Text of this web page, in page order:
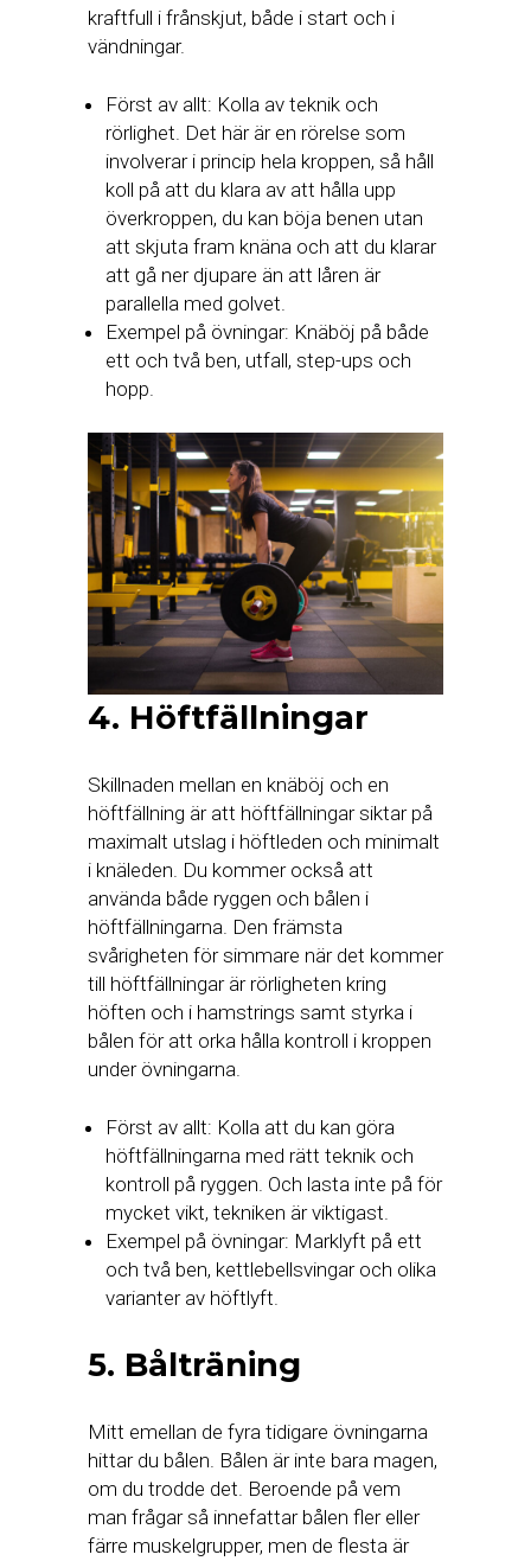
kraftfull i frånskjut, både i start och i
vändningar.
Först av allt: Kolla av teknik och
rörlighet. Det här är en rörelse som
involverar i princip hela kroppen, så håll
koll på att du klara av att hålla upp
överkroppen, du kan böja benen utan
att skjuta fram knäna och att du klarar
att gå ner djupare än att låren är
parallella med golvet.
Exempel på övningar: Knäböj på både
ett och två ben, utfall, step-ups och
hopp.
4. Höftfällningar
Skillnaden mellan en knäböj och en
höftfällning är att höftfällningar siktar på
maximalt utslag i höftleden och minimalt
i knäleden. Du kommer också att
använda både ryggen och bålen i
höftfällningarna. Den främsta
svårigheten för simmare när det kommer
till höftfällningar är rörligheten kring
höften och i hamstrings samt styrka i
bålen för att orka hålla kontroll i kroppen
under övningarna.
Först av allt: Kolla att du kan göra
höftfällningarna med rätt teknik och
kontroll på ryggen. Och lasta inte på för
mycket vikt, tekniken är viktigast.
Exempel på övningar: Marklyft på ett
och två ben, kettlebellsvingar och olika
varianter av höftlyft.
5. Bålträning
Mitt emellan de fyra tidigare övningarna
hittar du bålen. Bålen är inte bara magen,
om du trodde det. Beroende på vem
man frågar så innefattar bålen fler eller
färre muskelgrupper, men de flesta är